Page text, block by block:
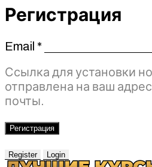
Регистрация
Email *Обязательно
Ссылка для установки
отправлена ​​на ваш
почты.
Регистрация
Register Login